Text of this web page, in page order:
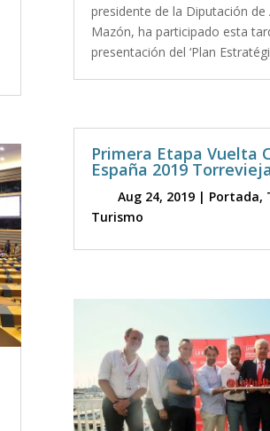
presidente de la Diputación de
Mazón, ha participado esta
presentación del ‘Plan
Primera Etapa Vuelta
España 2019
Aug 24, 2019| Portada,
Turismo